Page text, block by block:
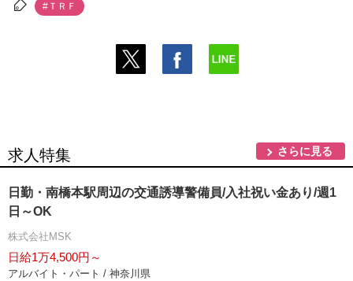
#ＴＲＦ
求人特集 さらに見る
日勤・南橋本駅周辺の交通誘導警備員/入社祝い金あり/週1
日～OK
株式会社MSK
日給1万4,500円～
アルバイト・パート / 神奈川県